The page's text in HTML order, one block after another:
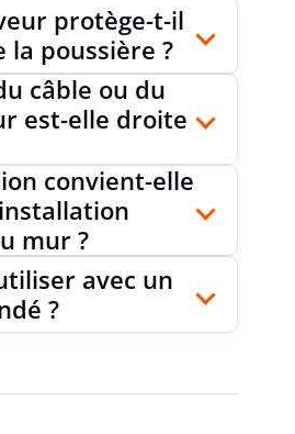
45 mm
Estimation
protège-t-il
la poussière ?
câble ou du
est-elle droite
convient-elle
mur ?
avec un
?